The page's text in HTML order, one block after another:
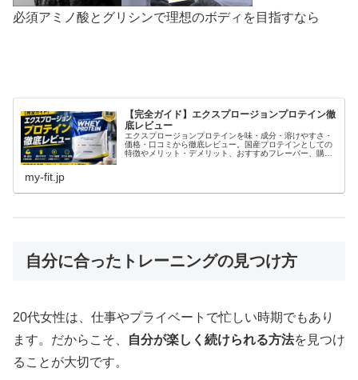
必須アミノ酸とグリシンで理想のボディを目指すなら
【完全ガイド】エクスプロージョンプロテイン徹
底レビュー
エクスプロージョンプロテインを味・成分・溶けやすさ・
価格・口コミから徹底レビュー。国産プロテインとしての
特徴やメリット・デメリット、おすすめフレーバー、購入
my-fit.jp
自分に合ったトレーニングの見つけ方
20代女性は、仕事やプライベートで忙しい時期でもあり
ます。だからこそ、
自分が楽しく続けられる方法を見つけ
ることが大切です。